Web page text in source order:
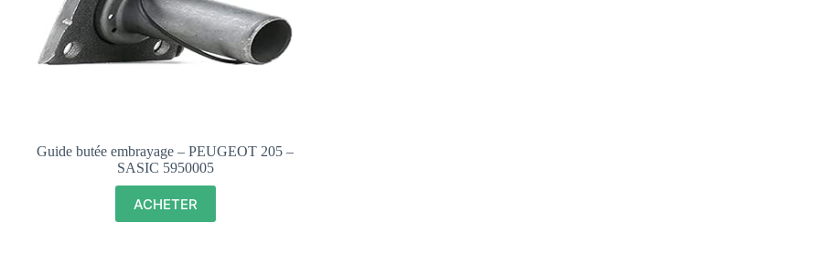
Guide butée embrayage – PEUGEOT 205 –
SASIC 5950005
ACHETER